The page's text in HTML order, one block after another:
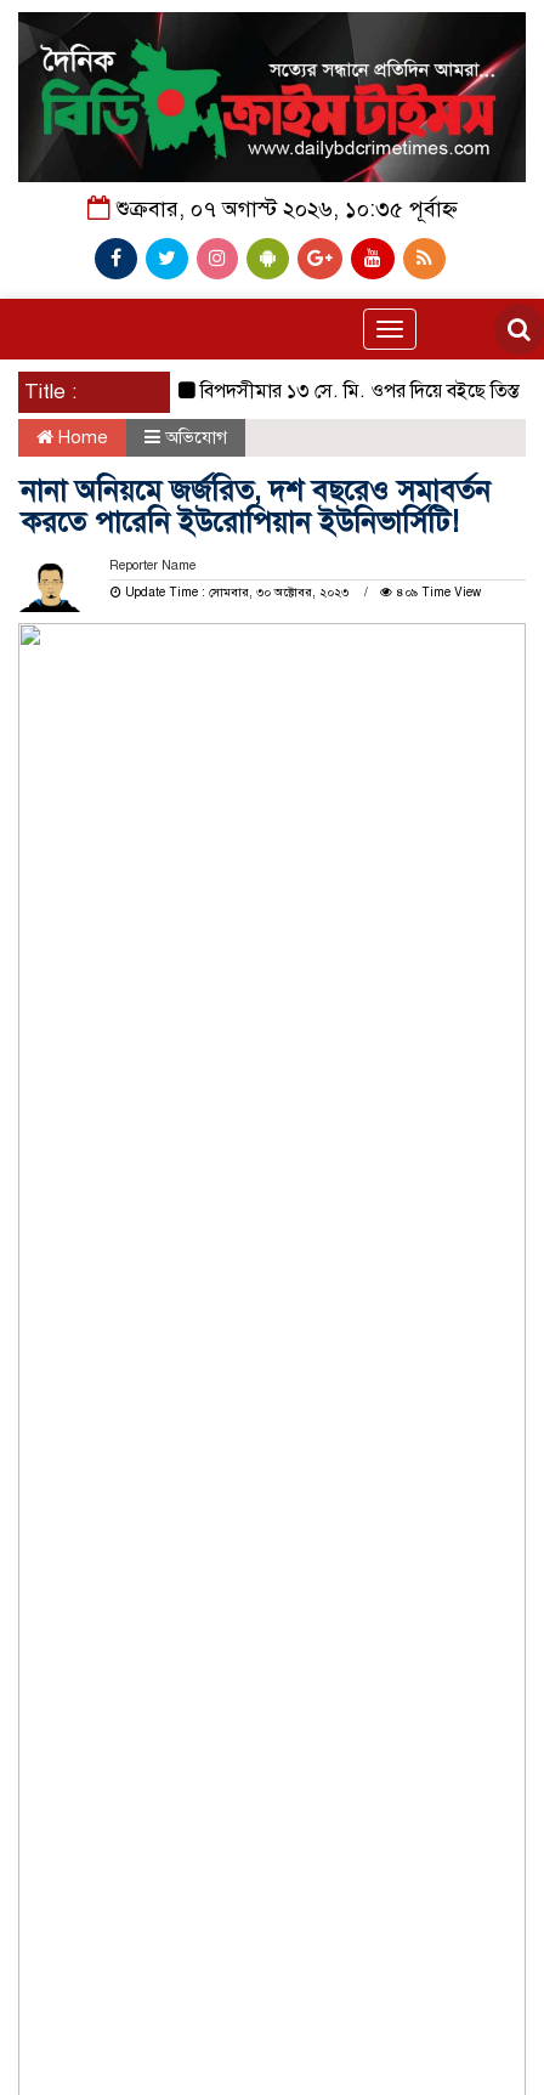
শুক্রবার, ০৭ অগাস্ট ২০২৬, ১০:৩৫ পূর্বাহ্ন
Toggle
navigation
Title : বিপদসীমার ১৩ সে. মি. ওপর দিয়ে বইছে তিস্তার পানি
Home অভিযোগ
নানা অনিয়মে জর্জরিত, দশ বছরেও সমাবর্তন
করতে পারেনি ইউরোপিয়ান ইউনিভার্সিটি!
Reporter Name
Update Time : সোমবার, ৩০ অক্টোবর, ২০২৩
৪০৯ Time View